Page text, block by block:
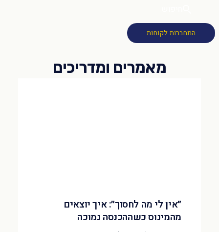
התחברות לקוחות
״אין לי מה לחסוך״: איך יוצאים
מהמינוס כשההכנסה נמוכה